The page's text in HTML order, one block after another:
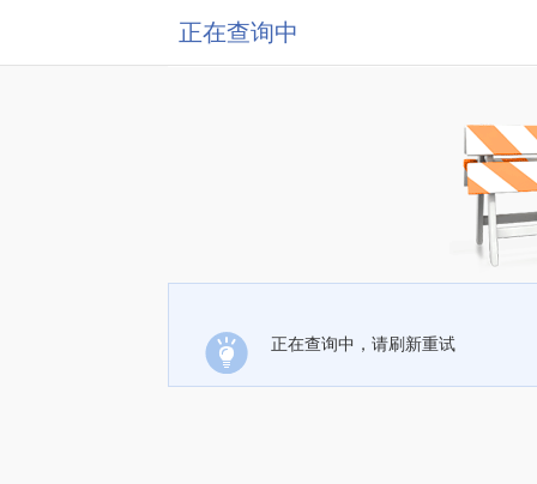
正在查询中
正在查询中，请刷新重试